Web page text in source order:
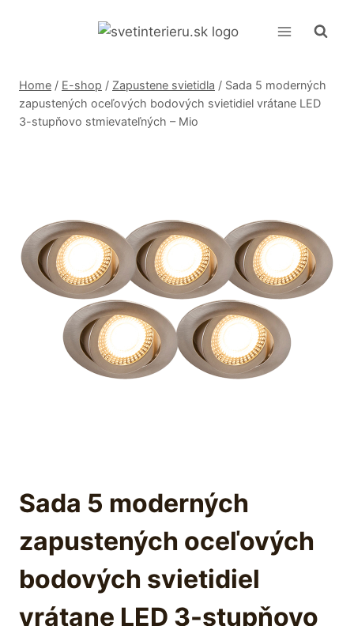
Home / E-shop / Zapustene svietidla / Sada 5 moderných
zapustených oceľových bodových svietidiel vrátane LED
3-stupňovo stmievateľných – Mio
Sada 5 moderných
zapustených oceľových
bodových svietidiel
vrátane LED 3-stupňovo